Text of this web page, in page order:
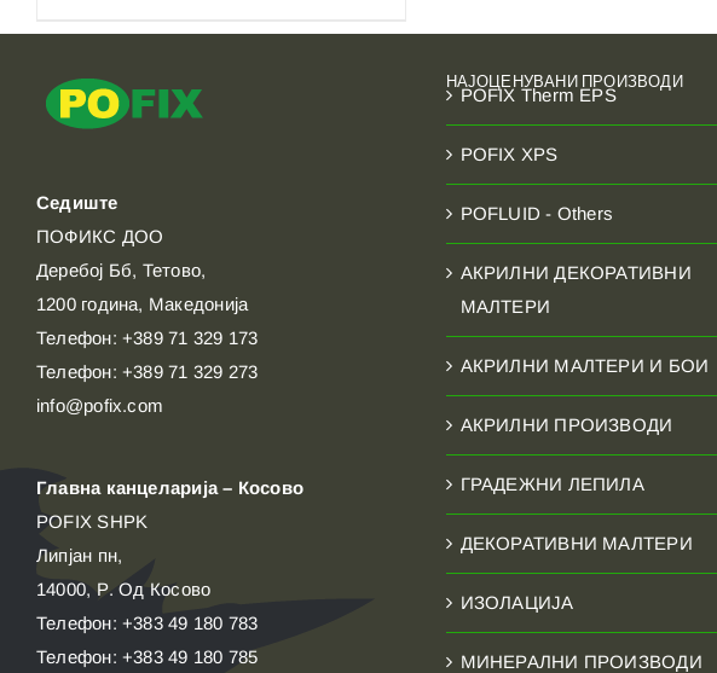
Седиште
ПОФИКС ДОО
Деребој Бб, Тетово,
1200 година, Македонија
Телефон: +389 71 329 173
Телефон: +389 71 329 273
info@pofix.com
Главна канцеларија – Косово
POFIX SHPK
Липјан пн,
14000, Р. Од Косово
Телефон: +383 49 180 783
Телефон: +383 49 180 785
НАЈОЦЕНУВАНИ ПРОИЗВОДИ
POFIX Therm EPS
POFIX XPS
POFLUID - Others
АКРИЛНИ ДЕКОРАТИВНИ
МАЛТЕРИ
АКРИЛНИ МАЛТЕРИ И БОИ
АКРИЛНИ ПРОИЗВОДИ
ГРАДЕЖНИ ЛЕПИЛА
ДЕКОРАТИВНИ МАЛТЕРИ
ИЗОЛАЦИЈА
МИНЕРАЛНИ ПРОИЗВОДИ